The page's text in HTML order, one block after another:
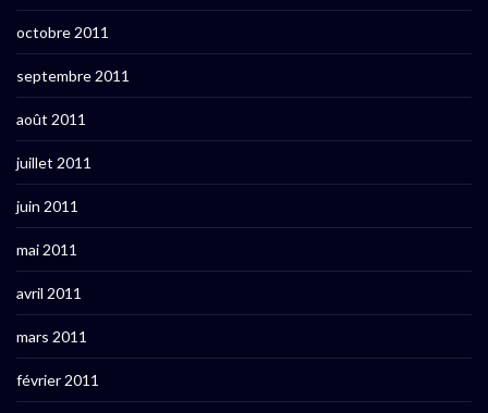
octobre 2011
septembre 2011
août 2011
juillet 2011
juin 2011
mai 2011
avril 2011
mars 2011
février 2011